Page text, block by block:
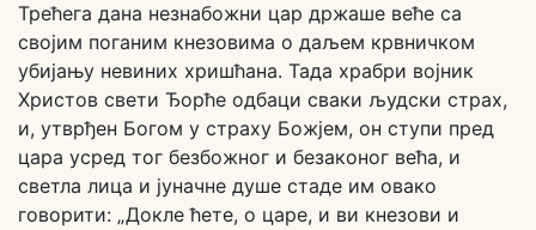
Трећега дана незнабожни цар држаше веће са
својим поганим кнезовима о даљем крвничком
убијању невиних хришћана. Тада храбри војник
Христов свети Ђорће одбаци сваки људски страх,
и, утврђен Богом у страху Божјем, он ступи пред
цара усред тог безбожног и безаконог већа, и
светла лица и јуначне душе стаде им овако
говорити: „Докле ћете, о царе, и ви кнезови и